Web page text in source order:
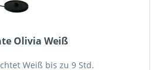
Olivia Weiß
Weiß bis zu 9 Std.